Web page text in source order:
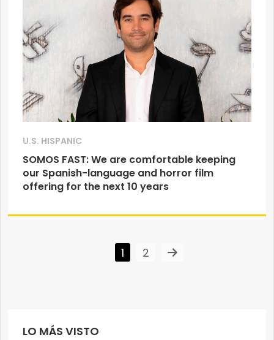
LO MÁS VISTO
U.S. HISPANIC
SOMOS FAST: We are comfortable keeping
our Spanish-language and horror film
offering for the next 10 years
1 2